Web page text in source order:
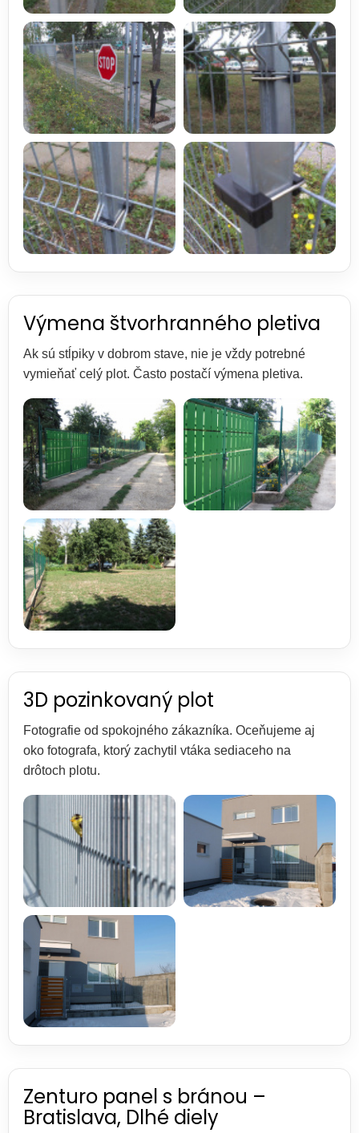
Výmena štvorhranného pletiva
Ak sú stĺpiky v dobrom stave, nie je vždy potrebné
vymieňať celý plot. Často postačí výmena pletiva.
3D pozinkovaný plot
Fotografie od spokojného zákazníka. Oceňujeme aj
oko fotografa, ktorý zachytil vtáka sediaceho na
drôtoch plotu.
Zenturo panel s bránou –
Bratislava, Dlhé diely